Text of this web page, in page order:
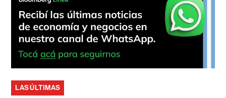
LAS ÚLTIMAS